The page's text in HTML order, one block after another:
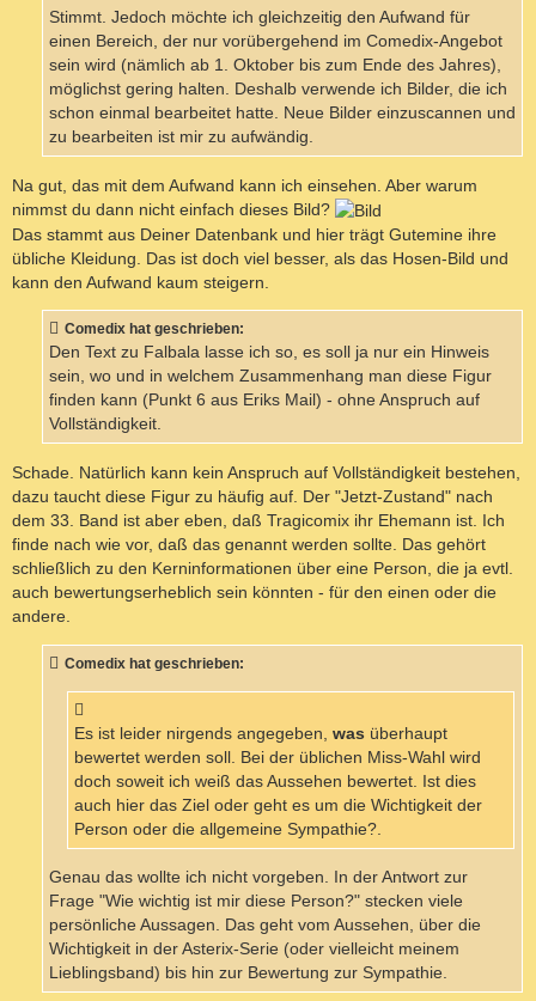
Stimmt. Jedoch möchte ich gleichzeitig den Aufwand für
einen Bereich, der nur vorübergehend im Comedix-Angebot
sein wird (nämlich ab 1. Oktober bis zum Ende des Jahres),
möglichst gering halten. Deshalb verwende ich Bilder, die ich
schon einmal bearbeitet hatte. Neue Bilder einzuscannen und
zu bearbeiten ist mir zu aufwändig.
Na gut, das mit dem Aufwand kann ich einsehen. Aber warum
nimmst du dann nicht einfach dieses Bild?
Das stammt aus Deiner Datenbank und hier trägt Gutemine ihre
übliche Kleidung. Das ist doch viel besser, als das Hosen-Bild und
kann den Aufwand kaum steigern.
Comedix hat geschrieben:
Den Text zu Falbala lasse ich so, es soll ja nur ein Hinweis
sein, wo und in welchem Zusammenhang man diese Figur
finden kann (Punkt 6 aus Eriks Mail) - ohne Anspruch auf
Vollständigkeit.
Schade. Natürlich kann kein Anspruch auf Vollständigkeit bestehen,
dazu taucht diese Figur zu häufig auf. Der "Jetzt-Zustand" nach
dem 33. Band ist aber eben, daß Tragicomix ihr Ehemann ist. Ich
finde nach wie vor, daß das genannt werden sollte. Das gehört
schließlich zu den Kerninformationen über eine Person, die ja evtl.
auch bewertungserheblich sein könnten - für den einen oder die
andere.
Comedix hat geschrieben:
Es ist leider nirgends angegeben, was überhaupt
bewertet werden soll. Bei der üblichen Miss-Wahl wird
doch soweit ich weiß das Aussehen bewertet. Ist dies
auch hier das Ziel oder geht es um die Wichtigkeit der
Person oder die allgemeine Sympathie?.
Genau das wollte ich nicht vorgeben. In der Antwort zur
Frage "Wie wichtig ist mir diese Person?" stecken viele
persönliche Aussagen. Das geht vom Aussehen, über die
Wichtigkeit in der Asterix-Serie (oder vielleicht meinem
Lieblingsband) bis hin zur Bewertung zur Sympathie.